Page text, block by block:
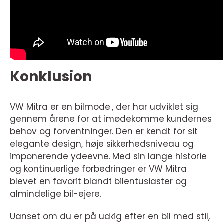
Konklusion
VW Mitra er en bilmodel, der har udviklet sig
gennem årene for at imødekomme kundernes
behov og forventninger. Den er kendt for sit
elegante design, høje sikkerhedsniveau og
imponerende ydeevne. Med sin lange historie
og kontinuerlige forbedringer er VW Mitra
blevet en favorit blandt bilentusiaster og
almindelige bil-ejere.
Uanset om du er på udkig efter en bil med stil,